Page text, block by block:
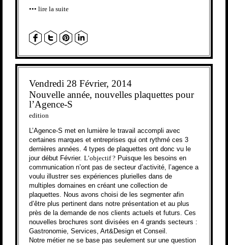
lire la suite
Vendredi 28 Février, 2014
Nouvelle année, nouvelles plaquettes pour
l’Agence-S
edition
L’Agence-S met en lumière le travail accompli avec
certaines marques et entreprises qui ont rythmé ces 3
dernières années. 4 types de plaquettes ont donc vu le
jour début Février. L’objectif ? Puisque les besoins en
communication n’ont pas de secteur d’activité, l’agence a
voulu illustrer ses expériences plurielles dans de
multiples domaines en créant une collection de
plaquettes. Nous avons choisi de les segmenter afin
d’être plus pertinent dans notre présentation et au plus
près de la demande de nos clients actuels et futurs. Ces
nouvelles brochures sont divisées en 4 grands secteurs :
Gastronomie, Services, Art&Design et Conseil.
Notre métier ne se base pas seulement sur une question